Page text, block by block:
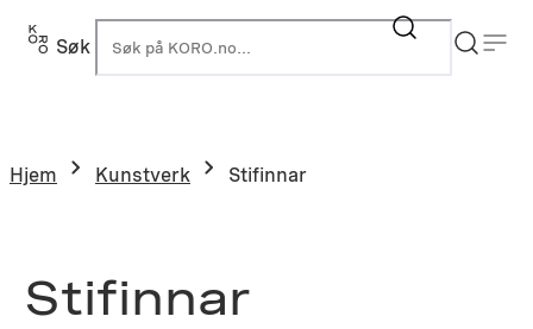
Hopp
Søk
Hjem Kunstverk Stifinnar
Stifinnar